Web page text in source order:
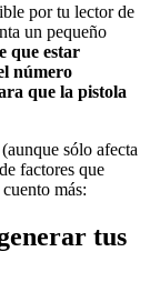
por tu lector de
un pequeño
que estar
número
que la pistola
sólo afecta
factores que
más:
tus